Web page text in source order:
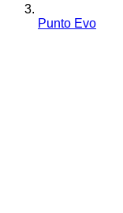
Punto Evo